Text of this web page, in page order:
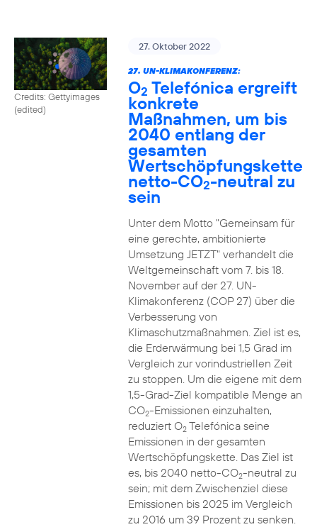
Credits: Gettyimages
(edited)
27. Oktober 2022
27. UN-KLIMAKONFERENZ:
O2 Telefónica ergreift
konkrete
Maßnahmen, um bis
2040 entlang der
gesamten
Wertschöpfungskette
netto-CO2-neutral zu
sein
Unter dem Motto "Gemeinsam für
eine gerechte, ambitionierte
Umsetzung JETZT" verhandelt die
Weltgemeinschaft vom 7. bis 18.
November auf der 27. UN-
Klimakonferenz (COP 27) über die
Verbesserung von
Klimaschutzmaßnahmen. Ziel ist es,
die Erderwärmung bei 1,5 Grad im
Vergleich zur vorindustriellen Zeit
zu stoppen. Um die eigene mit dem
1,5-Grad-Ziel kompatible Menge an
CO2-Emissionen einzuhalten,
reduziert O2Telefónica seine
Emissionen in der gesamten
Wertschöpfungskette. Das Ziel ist
es, bis 2040 netto-CO2-neutral zu
sein; mit dem Zwischenziel diese
Emissionen bis 2025 im Vergleich
zu 2016 um 39 Prozent zu senken.